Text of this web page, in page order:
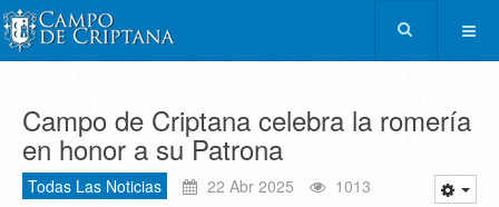
Campo de Criptana celebra la romería
en honor a su Patrona
Todas Las Noticias 22 Abr 2025 1013